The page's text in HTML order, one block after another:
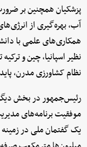
پزشکیان همچنین بر
آب، بهره‌گیری از
همکاری‌های علمی با
نظیر اسپانیا، چین و
نظام کشاورزی مدرن،
رئیس‌جمهور در بخش
موفقیت برنامه‌های
یک گفتمان ملی در